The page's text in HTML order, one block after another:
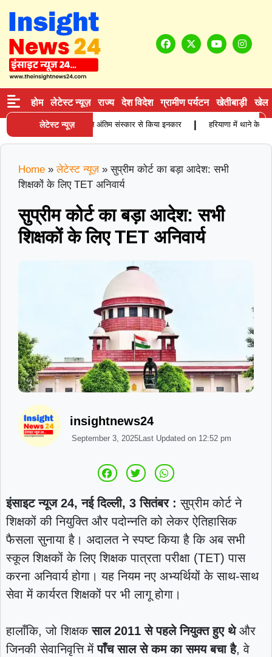
होम लेटेस्ट न्यूज़ राज्य देश विदेश ग्रामीण पर्यटन खेतीबाड़ी खेल
लेटेस्ट न्यूज़
कारोबारी की मौत, बेटियों ने अंतिम संस्कार से किया इनकार हरियाणा में थाने के
Home » लेटेस्ट न्यूज़ »सुप्रीम कोर्ट का बड़ा आदेश: सभी
शिक्षकों के लिए TET अनिवार्य
सुप्रीम कोर्ट का बड़ा आदेश: सभी
शिक्षकों के लिए TET अनिवार्य
insightnews24
September 3, 2025Last Updated on 12:52 pm
इंसाइट न्यूज 24, नई दिल्ली, 3 सितंबर : सुप्रीम कोर्ट ने
शिक्षकों की नियुक्ति और पदोन्नति को लेकर ऐतिहासिक
फैसला सुनाया है। अदालत ने स्पष्ट किया है कि अब सभी
स्कूल शिक्षकों के लिए शिक्षक पात्रता परीक्षा (TET) पास
करना अनिवार्य होगा। यह नियम नए अभ्यर्थियों के साथ-साथ
सेवा में कार्यरत शिक्षकों पर भी लागू होगा।
हालाँकि, जो शिक्षकसाल 2011 से पहले नियुक्त हुए थेऔर
जिनकी सेवानिवृत्ति मेंपाँच साल से कम का समय बचा है, वे